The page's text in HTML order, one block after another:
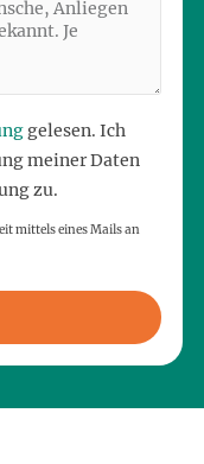
gelesen. Ich
meiner Daten
zu.
mittels eines Mails an